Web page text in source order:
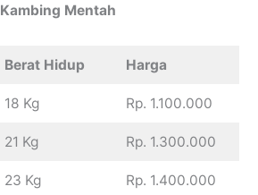
Kambing Mentah
Berat Hidup Harga
18 Kg Rp. 1.100.000
21 Kg Rp. 1.300.000
23 Kg Rp. 1.400.000